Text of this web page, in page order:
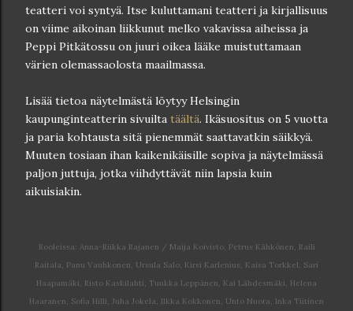
teatteri voi syntyä. Itse kuluttamani teatteri ja kirjallisuus
on viime aikoinan liikkunut melko vakavissa aiheissa ja
Peppi Pitkätossu on juuri oikea lääke muistuttamaan
värien olemassaolosta maailmassa.
Lisää tietoa näytelmästä löytyy Helsingin
kaupunginteatterin sivuilta täältä. Ikäsuositus on 5 vuotta
ja paria kohtausta sitä pienemmät saattavatkin säikkyä.
Muuten tosiaan ihan kaikenikäisille sopiva ja näytelmässä
paljon juttuja, jotka viihdyttävät niin lapsia kuin
aikuisiakin.
Rooleissa: Anna-Riikka Rajanen / Maija Koivisto, Petrus Kähkönen, Raili
Raitala, Panu Vauhkonen, Ursula Salo, Kirsi Karlenius, Kaisa Torkkel, Sari
Haapamäki, Risto Kaskilahti, Tuukka Leppänen, Kai Lähdesmäki, Helena
Haaranen, Sofia Hilli, Juha Jokela, Ilkka Kokkonen, Unto Nuora, Inka Tiitinen